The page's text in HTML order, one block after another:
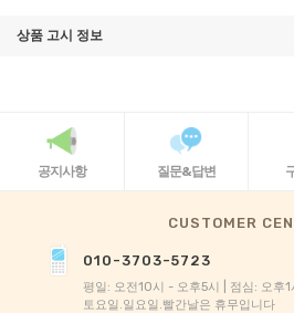
상품 고시 정보
공지사항 질문&답변
CUSTOMER
010-3703-5723
평일: 오전10시 - 오후5시 | 점심: 오후
토요일.일요일.빨간날은 휴무입니다